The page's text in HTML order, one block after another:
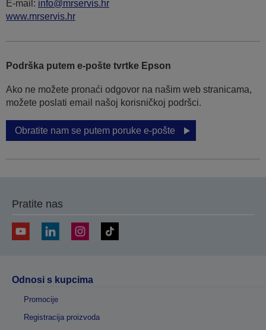
Е-mail: info@mrservis.hr
www.mrservis.hr
Podrška putem e-pošte tvrtke Epson
Ako ne možete pronaći odgovor na našim web stranicama,
možete poslati email našoj korisničkoj podršci.
Obratite nam se putem poruke e-pošte
Pratite nas
Odnosi s kupcima
Promocije
Registracija proizvoda